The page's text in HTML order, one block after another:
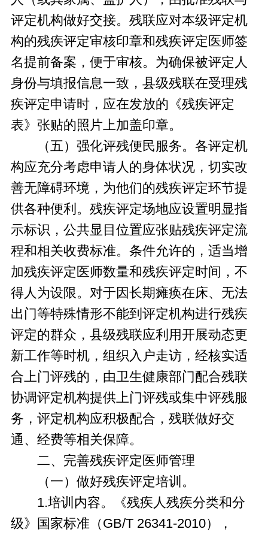
评定机构做好交接。残联应对本级评定机
构的残疾评定审核印章和残疾评定医师签
名提前备案，便于审核。为确保被评定人
身份与填报信息一致，县级残联在受理残
疾评定申请时，应在发放的《残疾评定
表》张贴的照片上加盖印章。
（五）强化评残便民服务。各评定机
构应充分考虑申请人的身体状况，切实改
善无障碍环境，为他们的残疾评定环节提
供各种便利。残疾评定场地应设置明显指
示标识，公共显目位置应张贴残疾评定流
程和相关收费标准。条件允许的，适当增
加残疾评定医师数量和残疾评定时间，不
得人为设限。对于因长期瘫痪在床、无法
出门等特殊情形不能到评定机构进行残疾
评定的群众，县级残联应利用开展动态更
新工作等时机，组织入户走访，经核实适
合上门评残的，由卫生健康部门配合残联
协调评定机构提供上门评残或集中评残服
务，评定机构应积极配合，残联做好交
通、经费等相关保障。
二、完善残疾评定医师管理
（一）做好残疾评定培训。
1.培训内容。《残疾人残疾分类和分
级》国家标准（GB/T 26341-2010），